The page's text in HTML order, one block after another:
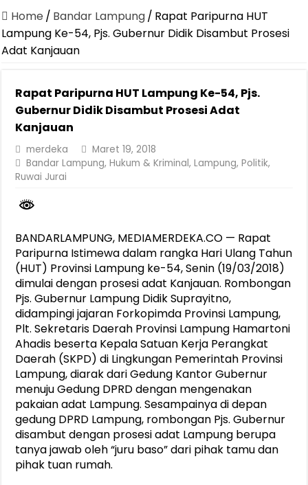
Jasa Raharja Serahkan Santunan kepada Ahli Waris Korban
Canangkan Desa TAPIS dan Luncurkan Sekolah Lansia di
Pemprov Lampung Berhasil Kendalikan Inflasi, Jadi Provinsi
Dirut Jasa Raharja Dampingi Wamenhub Tinjau Penanganan
Pastikan Pelayanan Maksimal, Direksi Jasa Raharja Tinjau Korban
Dirut Jasa Raharja Dampingi Wamenhub Tinjau Penanganan
Jasa Raharja Jamin Seluruh Korban Kebakaran KM Mutiara
Home / Bandar Lampung/ Rapat Paripurna HUT
Lampung Ke-54, Pjs. Gubernur Didik Disambut Prosesi
Adat Kanjauan
Rapat Paripurna HUT Lampung Ke-54, Pjs.
Gubernur Didik Disambut Prosesi Adat
Kanjauan
merdeka
Maret 19, 2018
Bandar Lampung,Hukum & Kriminal,Lampung,Politik,
Ruwai Jurai
BANDARLAMPUNG, MEDIAMERDEKA.CO — Rapat
Paripurna Istimewa dalam rangka Hari Ulang Tahun
(HUT) Provinsi Lampung ke-54, Senin (19/03/2018)
dimulai dengan prosesi adat Kanjauan. Rombongan
Pjs. Gubernur Lampung Didik Suprayitno,
didampingi jajaran Forkopimda Provinsi Lampung,
Plt. Sekretaris Daerah Provinsi Lampung Hamartoni
Ahadis beserta Kepala Satuan Kerja Perangkat
Daerah (SKPD) di Lingkungan Pemerintah Provinsi
Lampung, diarak dari Gedung Kantor Gubernur
menuju Gedung DPRD dengan mengenakan
pakaian adat Lampung. Sesampainya di depan
gedung DPRD Lampung, rombongan Pjs. Gubernur
disambut dengan prosesi adat Lampung berupa
tanya jawab oleh “juru baso” dari pihak tamu dan
pihak tuan rumah.